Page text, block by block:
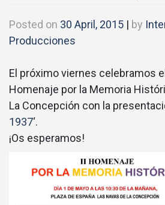
Posted on 30 April, 2015 | by
Producciones
El próximo viernes celebramos
Homenaje por la Memoria
La Concepción con la
1937‘.
¡Os esperamos!